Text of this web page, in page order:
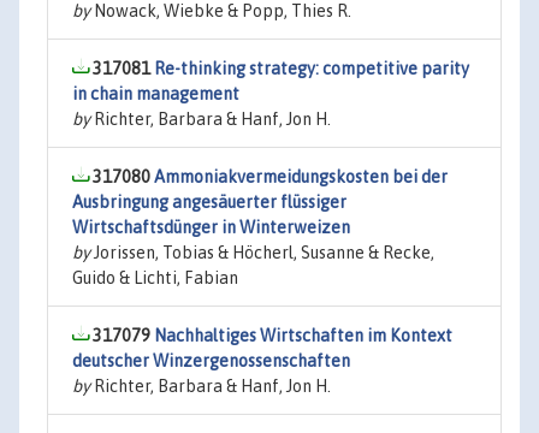
byNowack, Wiebke & Popp, Thies R.
317081 Re-thinking strategy: competitive parity
in chain management
byRichter, Barbara & Hanf, Jon H.
317080Ammoniakvermeidungskosten bei der
Ausbringung angesäuerter flüssiger
Wirtschaftsdünger in Winterweizen
byJorissen, Tobias & Höcherl, Susanne & Recke,
Guido & Lichti, Fabian
317079 Nachhaltiges Wirtschaften im Kontext
deutscher Winzergenossenschaften
byRichter, Barbara & Hanf, Jon H.